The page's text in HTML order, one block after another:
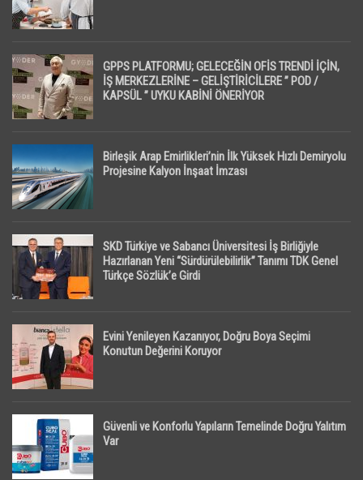
GPPS PLATFORMU; GELECEĞİN OFİS TRENDİ İÇİN,
İŞ MERKEZLERİNE – GELİŞTİRİCİLERE ” POD /
KAPSÜL ” UYKU KABİNİ ÖNERİYOR
Birleşik Arap Emirlikleri’nin İlk Yüksek Hızlı Demiryolu
Projesine Kalyon İnşaat İmzası
SKD Türkiye ve Sabancı Üniversitesi İş Birliğiyle
Hazırlanan Yeni “Sürdürülebilirlik” Tanımı TDK Genel
Türkçe Sözlük’e Girdi
Evini Yenileyen Kazanıyor, Doğru Boya Seçimi
Konutun Değerini Koruyor
Güvenli ve Konforlu Yapıların Temelinde Doğru Yalıtım
Var